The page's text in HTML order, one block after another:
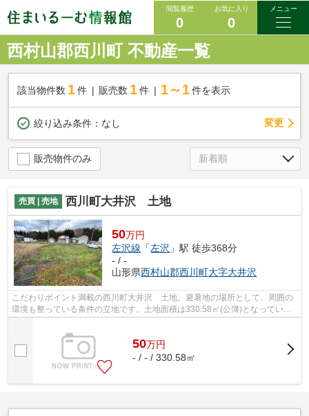
閲覧履歴
0
お気に入り
0
メニュー
西村山郡西川町 不動産一覧
該当物件数 1件 販売数 1 件 1～1 件を表示
絞り込み条件： なし 変更
販売物件のみ
売買 | 売地 西川町大井沢 土地
50万円
左沢線 「左沢 」駅 徒歩368分
- / -
山形県西村山郡西川町大字大井沢
こだわりポイント満載の西川町大井沢 土地。避暑地の場所として、周囲の
環境も整っている条件の立地です。土地面積は330.58㎡(公簿)となっていま
50万円
- / - / 330.58㎡